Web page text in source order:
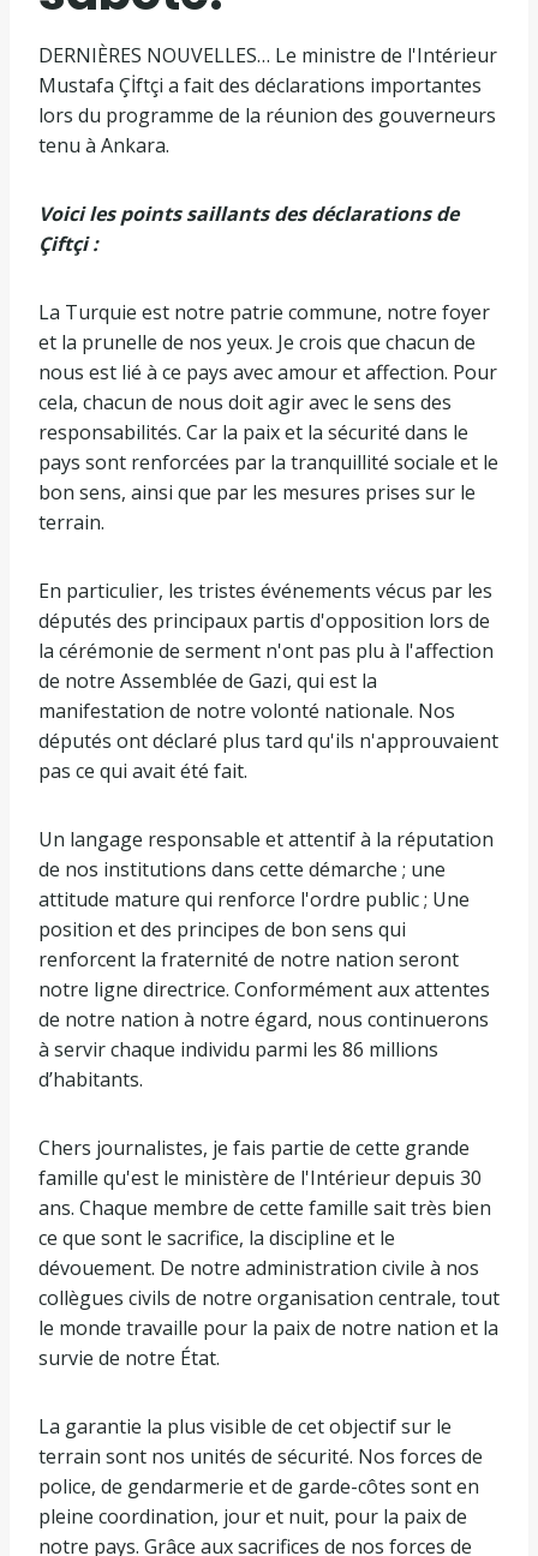
DERNIÈRES NOUVELLES… Le ministre de l'Intérieur
Mustafa Çİftçi a fait des déclarations importantes
lors du programme de la réunion des gouverneurs
tenu à Ankara.
Voici les points saillants des déclarations de
Çiftçi :
La Turquie est notre patrie commune, notre foyer
et la prunelle de nos yeux. Je crois que chacun de
nous est lié à ce pays avec amour et affection. Pour
cela, chacun de nous doit agir avec le sens des
responsabilités. Car la paix et la sécurité dans le
pays sont renforcées par la tranquillité sociale et le
bon sens, ainsi que par les mesures prises sur le
terrain.
En particulier, les tristes événements vécus par les
députés des principaux partis d'opposition lors de
la cérémonie de serment n'ont pas plu à l'affection
de notre Assemblée de Gazi, qui est la
manifestation de notre volonté nationale. Nos
députés ont déclaré plus tard qu'ils n'approuvaient
pas ce qui avait été fait.
Un langage responsable et attentif à la réputation
de nos institutions dans cette démarche ; une
attitude mature qui renforce l'ordre public ; Une
position et des principes de bon sens qui
renforcent la fraternité de notre nation seront
notre ligne directrice. Conformément aux attentes
de notre nation à notre égard, nous continuerons
à servir chaque individu parmi les 86 millions
d’habitants.
Chers journalistes, je fais partie de cette grande
famille qu'est le ministère de l'Intérieur depuis 30
ans. Chaque membre de cette famille sait très bien
ce que sont le sacrifice, la discipline et le
dévouement. De notre administration civile à nos
collègues civils de notre organisation centrale, tout
le monde travaille pour la paix de notre nation et la
survie de notre État.
La garantie la plus visible de cet objectif sur le
terrain sont nos unités de sécurité. Nos forces de
police, de gendarmerie et de garde-côtes sont en
pleine coordination, jour et nuit, pour la paix de
notre pays. Grâce aux sacrifices de nos forces de